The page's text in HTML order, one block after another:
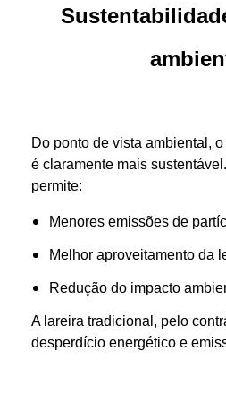
Do ponto de vista ambiental,
é claramente mais
permite:
Menores emissões de
Melhor aproveitamento da
Redução do impacto
A lareira tradicional, pelo
desperdício energético e